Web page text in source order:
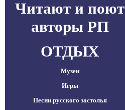
Читают и поют
авторы РП
ОТДЫХ
Музеи
Игры
Песни русского застолья